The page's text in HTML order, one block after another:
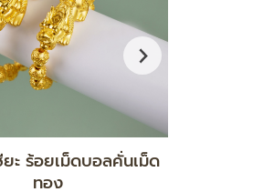
งคล รุ่นสายนาฬิกา
96.5% น้ำหนัก 0.2 กรัม